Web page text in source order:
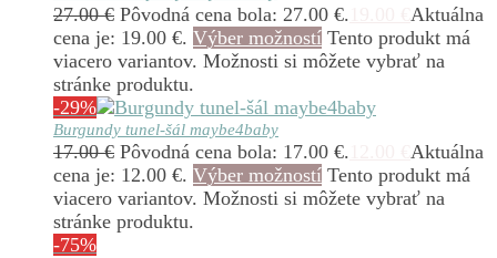
27.00€ Pôvodná cena bola: 27.00 €.
Aktuálna
cena je: 19.00 €. Výber možností Tento produkt má
viacero variantov. Možnosti si môžete vybrať na
stránke produktu.
-29%
Burgundy tunel-šál maybe4baby
17.00€ Pôvodná cena bola: 17.00 €.
Aktuálna
cena je: 12.00 €. Výber možností Tento produkt má
viacero variantov. Možnosti si môžete vybrať na
stránke produktu.
-75%